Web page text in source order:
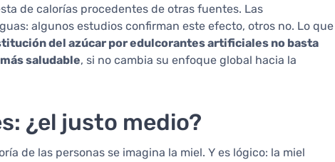
de calorías procedentes de otras fuentes. Las
algunos estudios confirman este efecto, otros no. Lo que
del azúcar por edulcorantes artificiales no basta
saludable, si no cambia su enfoque global hacia la
¿el justo medio?
de las personas se imagina la miel. Y es lógico: la miel